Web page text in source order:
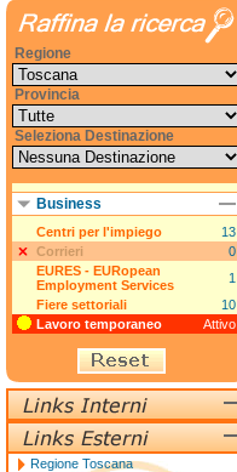
Regione
Provincia
Seleziona Destinazione
Business
Centri per l'impiego
13
Corrieri
0
EURES - EURopean
Employment Services
1
Fiere settoriali
10
Lavoro temporaneo
Attivo
Regione Toscana